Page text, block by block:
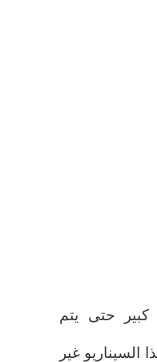
حتى يتم
السيناريو غير